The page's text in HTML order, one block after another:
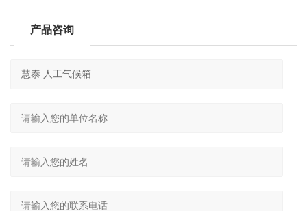
产品咨询